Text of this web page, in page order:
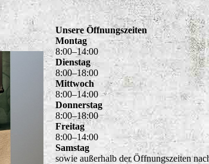
Unsere Öffnungszeiten
Montag
8:00–14:00
Dienstag
8:00–18:00
Mittwoch
8:00–14:00
Donnerstag
8:00–18:00
Freitag
8:00–14:00
Samstag
sowie außerhalb der Öffnungszeiten